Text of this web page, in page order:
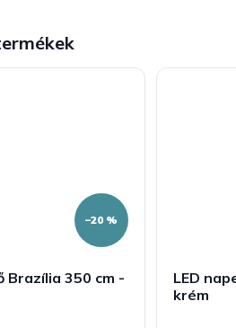
–20 %
Brazília 350 cm -
LED
krém